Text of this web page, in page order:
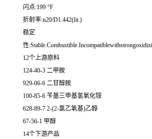
闪点:199 °F
折射率:n20/D1.442(lit.)
稳定
性
12个上游原料
124-40-3 二甲胺
929-06-6 二甘醇胺
100-85-6 苄基三甲基氢氧化铵
628-89-7 2-(2-氯乙氧基)乙醇
67-56-1 甲醇
14个下游产品